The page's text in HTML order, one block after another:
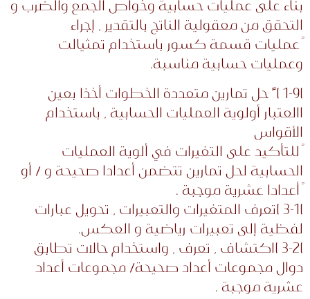
التحقق من معقولية الناتج بالتقدير ، إجراء
ً عمليات قسمة كسور باستخدام تمثيالت
وعمليات حسابية مناسبة.
)1-9 ) ً حل تمارين متعددة الخطوات أخذا بعين
االعتبار أولوية العمليات الحسابية ، باستخدام
الأقواس
ً للتأكيد على التغيرات في ألوية العمليات
الحسابية لحل تمارين تتضمن أعدادا صحيحة و / أو
ً أعدادا عشرية موجبة .
)3-1 )تعرف المتغيرات والتعبيرات ، تحويل عبارات
لفظية إلى تعبيرات رياضية و العكس.
)3-2 )اكتشاف ، تعرف ، واستخدام حالات تطابق
دوال مجموعات أعداد صحيحة/ مجموعات أعداد
عشرية موجبة .